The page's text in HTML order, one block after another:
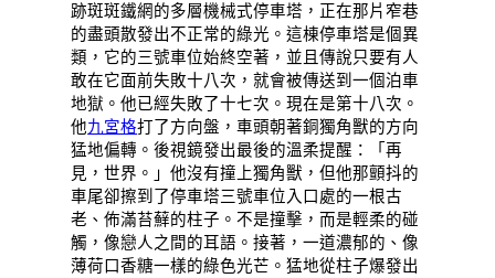
跡斑斑鐵網的多層機械式停車塔，正在那片窄巷
的盡頭散發出不正常的綠光。這棟停車塔是個異
類，它的三號車位始終空著，並且傳說只要有人
敢在它面前失敗十八次，就會被傳送到一個泊車
地獄。他已經失敗了十七次。現在是第十八次。
他九宮格打了方向盤，車頭朝著銅獨角獸的方向
猛地偏轉。後視鏡發出最後的溫柔提醒：「再
見，世界。」他沒有撞上獨角獸，但他那顫抖的
車尾卻擦到了停車塔三號車位入口處的一根古
老、佈滿苔蘚的柱子。不是撞擊，而是輕柔的碰
觸，像戀人之間的耳語。接著，一道濃郁的、像
薄荷口香糖一樣的綠色光芒。猛地從柱子爆發出